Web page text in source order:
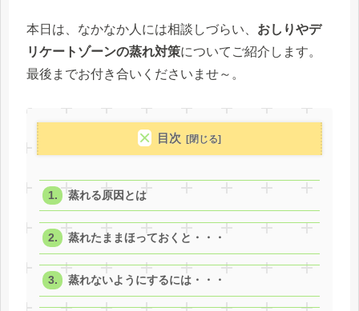
本日は、なかなか人には相談しづらい、 おしりやデ
リケートゾーンの蒸れ対策についてご紹介します。
最後までお付き合いくださいませ～。
目次
蒸れる原因とは
蒸れたままほっておくと・・・
蒸れないようにするには・・・